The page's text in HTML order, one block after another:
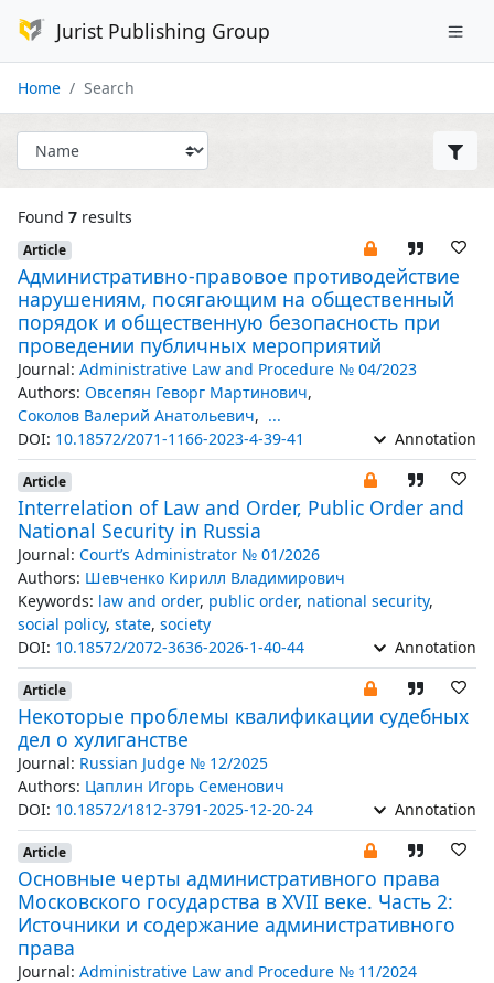
Jurist Publishing Group
Home Search
Found 7 results
Article
Административно-правовое противодействие
нарушениям, посягающим на общественный
порядок и общественную безопасность при
проведении публичных мероприятий
Journal: Administrative Law and Procedure № 04/2023
Authors: Овсепян Геворг Мартинович,
Соколов Валерий Анатольевич, ...
DOI: 10.18572/2071-1166-2023-4-39-41 Annotation
Article
Interrelation of Law and Order, Public Order and
National Security in Russia
Journal: Court’s Administrator № 01/2026
Authors: Шевченко Кирилл Владимирович
Keywords: law and order, public order, national security,
social policy, state, society
DOI: 10.18572/2072-3636-2026-1-40-44 Annotation
Article
Некоторые проблемы квалификации судебных
дел о хулиганстве
Journal: Russian Judge № 12/2025
Authors: Цаплин Игорь Семенович
DOI: 10.18572/1812-3791-2025-12-20-24 Annotation
Article
Основные черты административного права
Московского государства в XVII веке. Часть 2:
Источники и содержание административного
права
Journal: Administrative Law and Procedure № 11/2024